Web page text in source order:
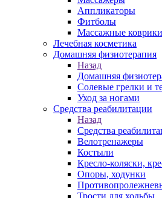
Аппликаторы
Фитболы
Массажные коврики
Лечебная косметика
Домашняя физиотерапия
Назад
Домашняя
Солевые грелки и
Уход за ногами
Средства реабилитации
Назад
Средства
Велотренажеры
Костыли
Кресло-коляски,
Опоры, ходунки
Трости для ходьбы